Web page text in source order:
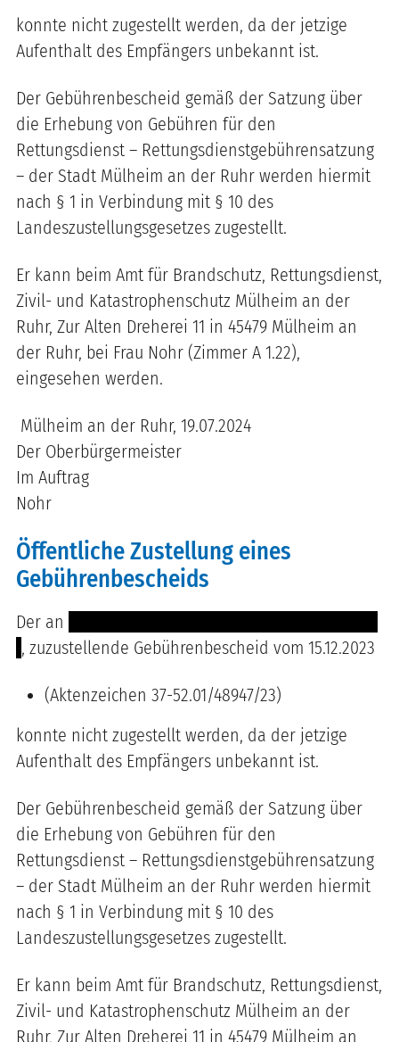
konnte nicht zugestellt werden, da der jetzige
Aufenthalt des Empfängers unbekannt ist.
Der Gebührenbescheid gemäß der Satzung über
die Erhebung von Gebühren für den
Rettungsdienst – Rettungsdienstgebührensatzung
– der Stadt Mülheim an der Ruhr werden hiermit
nach § 1 in Verbindung mit § 10 des
Landeszustellungsgesetzes zugestellt.
Er kann beim Amt für Brandschutz, Rettungsdienst,
Zivil- und Katastrophenschutz Mülheim an der
Ruhr, Zur Alten Dreherei 11 in 45479 Mülheim an
der Ruhr, bei Frau Nohr (Zimmer A 1.22),
eingesehen werden.
Mülheim an der Ruhr, 19.07.2024
Der Oberbürgermeister
Im Auftrag
Nohr
Öffentliche Zustellung eines
Gebührenbescheids
Der an
, zuzustellende Gebührenbescheid vom 15.12.2023
(Aktenzeichen 37-52.01/48947/23)
konnte nicht zugestellt werden, da der jetzige
Aufenthalt des Empfängers unbekannt ist.
Der Gebührenbescheid gemäß der Satzung über
die Erhebung von Gebühren für den
Rettungsdienst – Rettungsdienstgebührensatzung
– der Stadt Mülheim an der Ruhr werden hiermit
nach § 1 in Verbindung mit § 10 des
Landeszustellungsgesetzes zugestellt.
Er kann beim Amt für Brandschutz, Rettungsdienst,
Zivil- und Katastrophenschutz Mülheim an der
Ruhr, Zur Alten Dreherei 11 in 45479 Mülheim an